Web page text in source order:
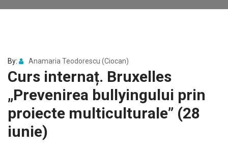
By: Anamaria Teodorescu (Ciocan)
Curs internaț. Bruxelles
„Prevenirea bullyingului prin
proiecte multiculturale” (28
iunie)